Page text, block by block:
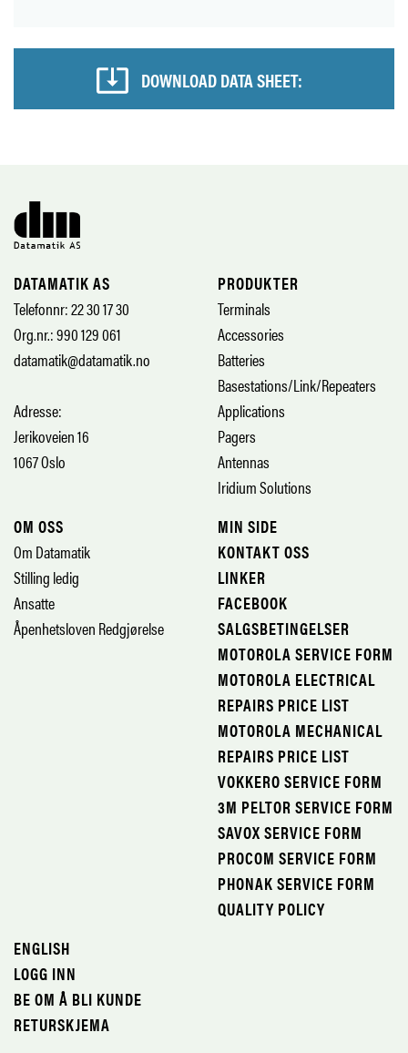
DOWNLOAD DATA SHEET:
DATAMATIK AS
Telefonnr: 22 30 17 30
Org.nr.: 990 129 061
datamatik@datamatik.no
Adresse:
Jerikoveien 16
1067 Oslo
PRODUKTER
Terminals
Accessories
Batteries
Basestations/Link/Repeaters
Applications
Pagers
Antennas
Iridium Solutions
OM OSS
Om Datamatik
Stilling ledig
Ansatte
Åpenhetsloven Redgjørelse
MIN SIDE
KONTAKT OSS
LINKER
FACEBOOK
SALGSBETINGELSER
MOTOROLA SERVICE FORM
MOTOROLA ELECTRICAL
REPAIRS PRICE LIST
MOTOROLA MECHANICAL
REPAIRS PRICE LIST
VOKKERO SERVICE FORM
3M PELTOR SERVICE FORM
SAVOX SERVICE FORM
PROCOM SERVICE FORM
PHONAK SERVICE FORM
QUALITY POLICY
ENGLISH
LOGG INN
BE OM Å BLI KUNDE
RETURSKJEMA